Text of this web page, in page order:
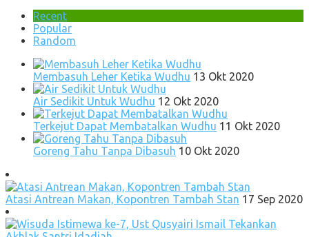
Recent
Popular
Random
Membasuh Leher Ketika Wudhu 13 Okt 2020
Air Sedikit Untuk Wudhu 12 Okt 2020
Terkejut Dapat Membatalkan Wudhu 11 Okt 2020
Goreng Tahu Tanpa Dibasuh 10 Okt 2020
Atasi Antrean Makan, Kopontren Tambah Stan 17 Sep 2020